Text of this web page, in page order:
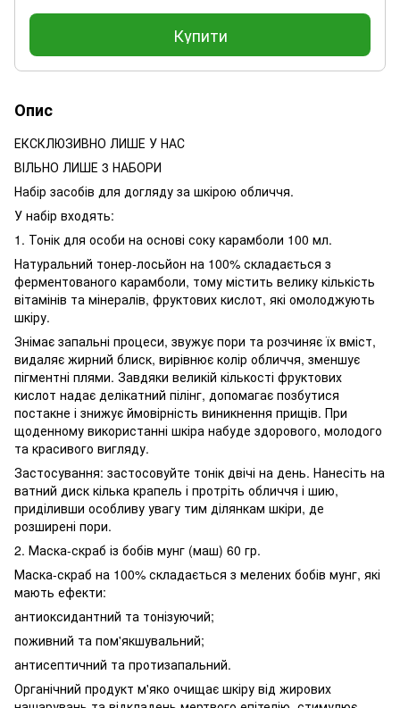
Купити
Опис
ЕКСКЛЮЗИВНО ЛИШЕ У НАС
ВІЛЬНО ЛИШЕ 3 НАБОРИ
Набір засобів для догляду за шкірою обличчя.
У набір входять:
1. Тонік для особи на основі соку карамболи 100 мл.
Натуральний тонер-лосьйон на 100% складається з
ферментованого карамболи, тому містить велику кількість
вітамінів та мінералів, фруктових кислот, які омолоджують
шкіру.
Знімає запальні процеси, звужує пори та розчиняє їх вміст,
видаляє жирний блиск, вирівнює колір обличчя, зменшує
пігментні плями. Завдяки великій кількості фруктових
кислот надає делікатний пілінг, допомагає позбутися
постакне і знижує ймовірність виникнення прищів. При
щоденному використанні шкіра набуде здорового, молодого
та красивого вигляду.
Застосування: застосовуйте тонік двічі на день. Нанесіть на
ватний диск кілька крапель і протріть обличчя і шию,
приділивши особливу увагу тим ділянкам шкіри, де
розширені пори.
2. Маска-скраб із бобів мунг (маш) 60 гр.
Маска-скраб на 100% складається з мелених бобів мунг, які
мають ефекти:
антиоксидантний та тонізуючий;
поживний та пом'якшувальний;
антисептичний та протизапальний.
Органічний продукт м'яко очищає шкіру від жирових